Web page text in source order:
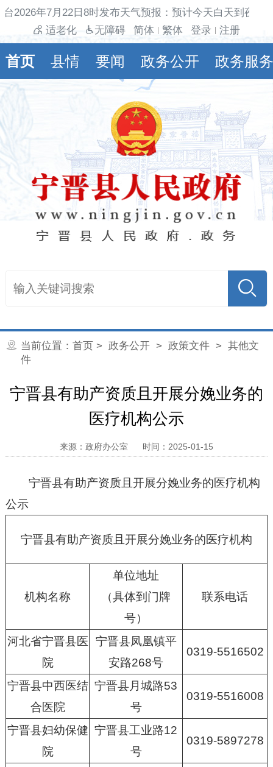
2026年7月22日8时发布天气预报：预计今天白天到夜
适老化
无障碍 简体 繁体 登录 注册
首页 县情 要闻 政务公开 政务服务
当前位置： 首页 > 政务公开> 政策文件> 其他文
件
宁晋县有助产资质且开展分娩业务的
医疗机构公示
来源：政府办公室 时间：2025-01-15
宁晋县有助产资质且开展分娩业务的医疗机构
公示
宁晋县有助产资质且开展分娩业务的医疗机构
机构名称
单位地址
（具体到门牌
号）
联系电话
河北省宁晋县医
院
宁晋县凤凰镇平
安路268号
0319-5516502
宁晋县中西医结
合医院
宁晋县月城路53
号
0319-5516008
宁晋县妇幼保健
院
宁晋县工业路12
号
0319-5897278